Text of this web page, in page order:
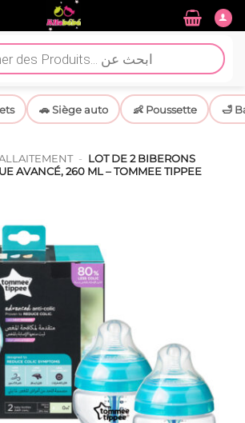
🚗 Siège auto 👶 Poussette 🛁
- LOT DE 2 BIBERONS
AVANCÉ, 260 ML – TOMMEE TIPPEE